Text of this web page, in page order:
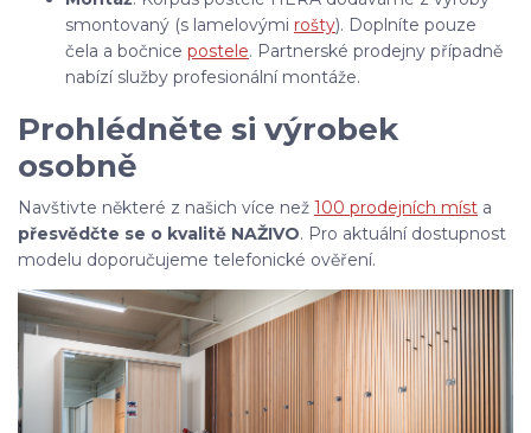
smontovaný (s lamelovými rošty). Doplníte pouze
čela a bočnice postele. Partnerské prodejny případně
nabízí služby profesionální montáže.
Prohlédněte si výrobek
osobně
Navštivte některé z našich více než 100 prodejních míst a
přesvědčte se o kvalitě NAŽIVO. Pro aktuální dostupnost
modelu doporučujeme telefonické ověření.